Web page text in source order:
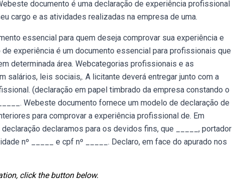
documento é uma declaração de experiência profissional
cargo e as atividades realizadas na empresa de uma.
essencial para quem deseja comprovar sua experiência e
experiência é um documento essencial para profissionais que
determinada área. Webcategorias profissionais e as
leis sociais,. A licitante deverá entregar junto com a
(declaração em papel timbrado da empresa constando o
Webeste documento fornece um modelo de declaração de
para comprovar a experiência profissional de. Em
declaramos para os devidos fins, que _____, portador
nº _____ e cpf nº _____. Declaro, em face do apurado nos
click the button below.